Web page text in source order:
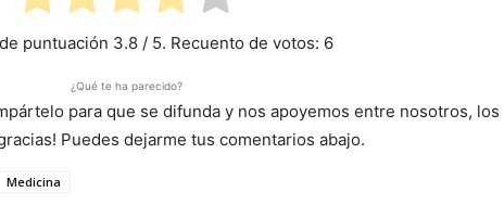
puntuación 3.8/ 5. Recuento de votos: 6
¿Qué te ha parecido?
para que se difunda y nos apoyemos entre nosotros, los
Puedes dejarme tus comentarios abajo.
Medicina